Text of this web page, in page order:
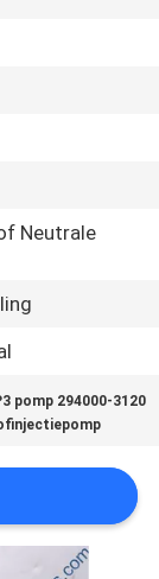
Neutrale
pomp 294000-3120